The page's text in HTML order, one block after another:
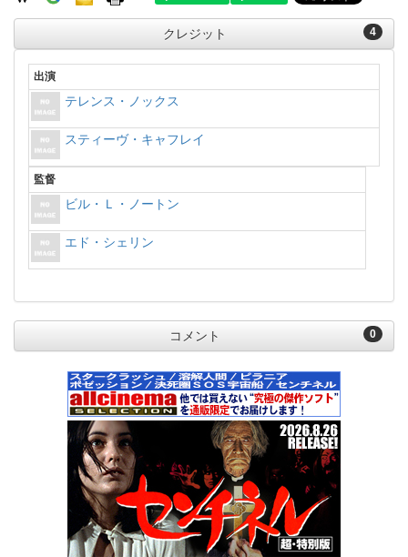
4
クレジット
出演
テレンス・ノックス
スティーヴ・キャフレイ
監督
ビル・Ｌ・ノートン
エド・シェリン
0
コメント